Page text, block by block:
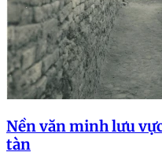
Nền văn minh lưu
tàn